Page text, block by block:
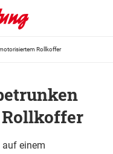
Rollkoffer
auf einem